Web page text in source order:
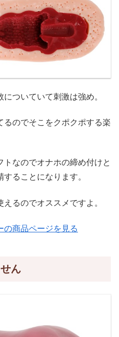
ついていて刺激は強め。
のでそこをクポクポする楽
なのでオナホの締め付けと
ることになります。
るのでオススメですよ。
商品ページを見る
ん